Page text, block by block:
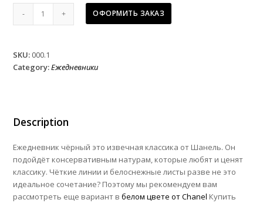
Ежедневник
quantity
ОФОРМИТЬ ЗАКАЗ
SKU: 000.1
Category:Ежедневники
Description
Ежедневник чёрный это извечная классика от Шанель. Он
подойдёт консервативным натурам, которые любят и ценят
классику. Чёткие линии и белоснежные листы разве не это
идеальное сочетание? Поэтому мы рекомендуем вам
рассмотреть еще вариант вбелом цвете от Chanel Купить